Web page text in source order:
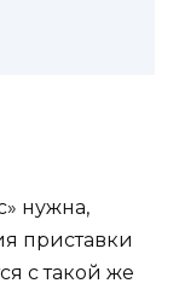
нужна,
приставки
с такой же